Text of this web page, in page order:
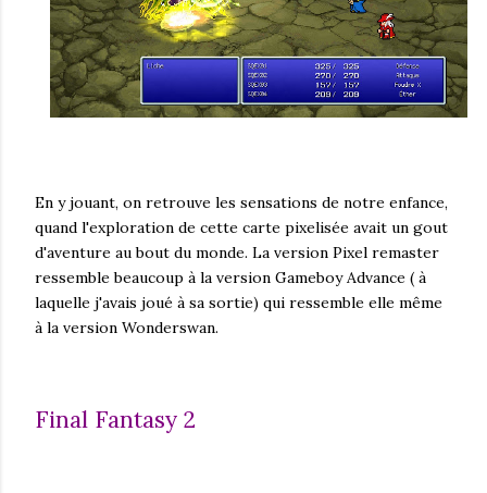
En y jouant, on retrouve les sensations de notre enfance,
quand l'exploration de cette carte pixelisée avait un gout
d'aventure au bout du monde. La version Pixel remaster
ressemble beaucoup à la version Gameboy Advance ( à
laquelle j'avais joué à sa sortie) qui ressemble elle même
à la version Wonderswan.
Final Fantasy 2